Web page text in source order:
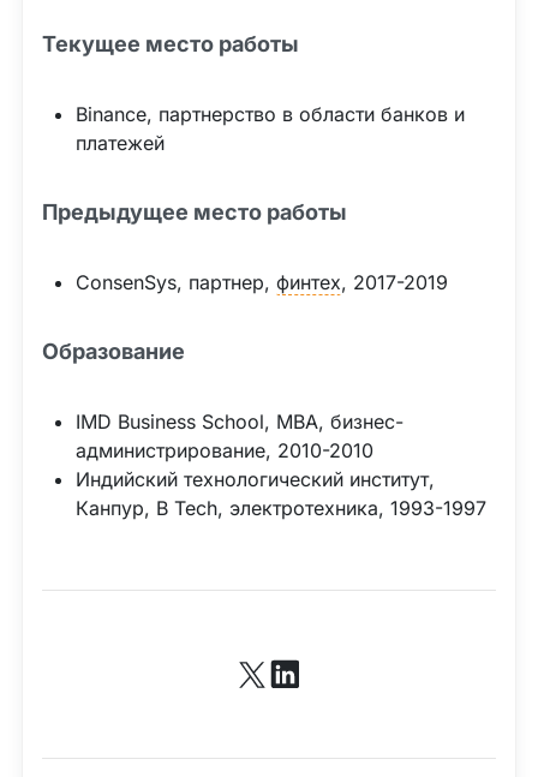
Текущее место работы
Binance, партнерство в области банков и
платежей
Предыдущее место работы
ConsenSys, партнер, финтех, 2017-2019
Образование
IMD Business School, MBA, бизнес-
администрирование, 2010-2010
Индийский технологический институт,
Канпур, B Tech, электротехника, 1993-1997